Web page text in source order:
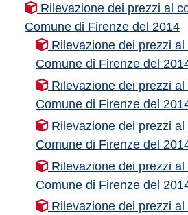
Rilevazione dei prezzi al
Comune di Firenze del 2014
Rilevazione dei prezzi al
Comune di Firenze del
Rilevazione dei prezzi al
Comune di Firenze del
Rilevazione dei prezzi al
Comune di Firenze del
Rilevazione dei prezzi al
Comune di Firenze del
Rilevazione dei prezzi al